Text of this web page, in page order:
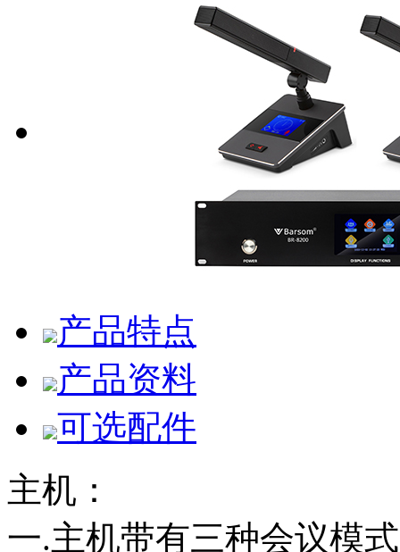
产品特点
产品资料
可选配件
主机：
一.主机带有三种会议模